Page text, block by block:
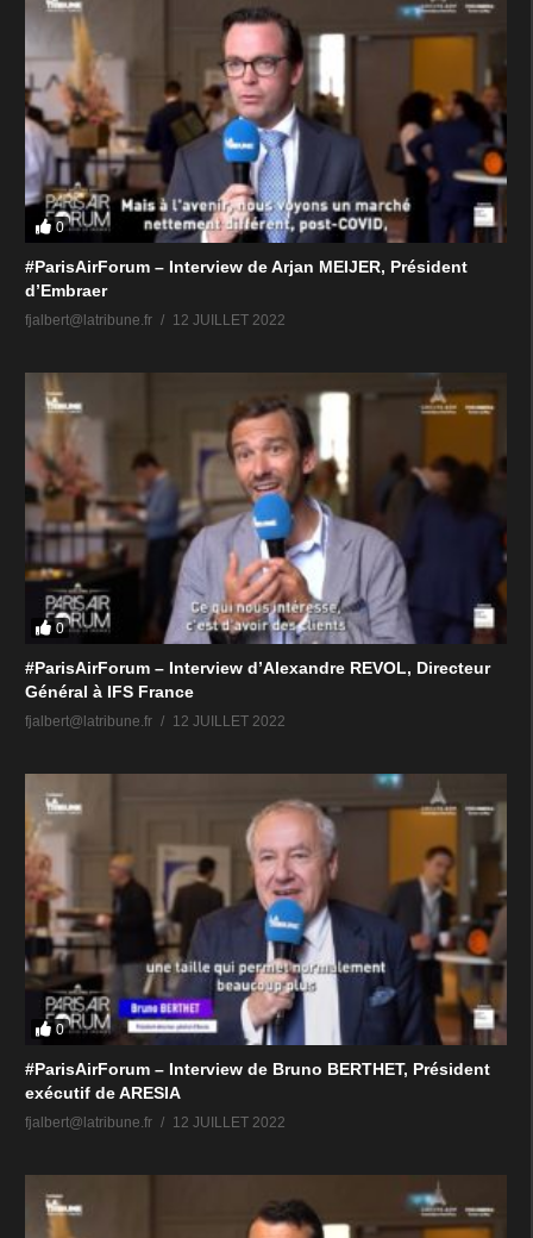
0
#ParisAirForum – Interview de Arjan MEIJER, Président
d’Embraer
fjalbert@latribune.fr 12 JUILLET 2022
0
#ParisAirForum – Interview d’Alexandre REVOL, Directeur
Général à IFS France
fjalbert@latribune.fr 12 JUILLET 2022
0
#ParisAirForum – Interview de Bruno BERTHET, Président
exécutif de ARESIA
fjalbert@latribune.fr 12 JUILLET 2022